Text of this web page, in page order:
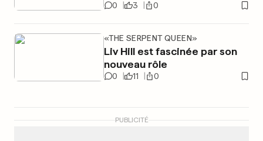
0 3 0
«THE SERPENT QUEEN»
Liv Hill est fascinée par son
nouveau rôle
0 11 0
PUBLICITÉ